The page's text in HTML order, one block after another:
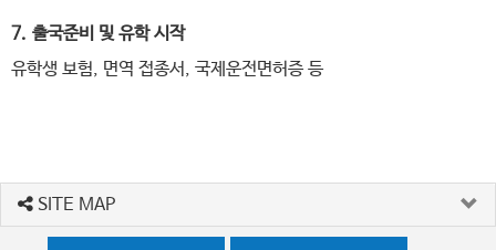
7. 출국준비 및 유학 시작
유학생 보험, 면역 접종서, 국제운전면허증 등
SITE MAP